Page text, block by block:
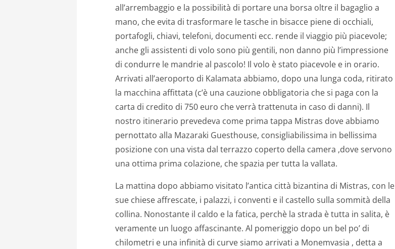
all’arrembaggio e la possibilità di portare una borsa oltre il bagaglio a
mano, che evita di trasformare le tasche in bisacce piene di occhiali,
portafogli, chiavi, telefoni, documenti ecc. rende il viaggio più piacevole;
anche gli assistenti di volo sono più gentili, non danno più l’impressione
di condurre le mandrie al pascolo! Il volo è stato piacevole e in orario.
Arrivati all’aeroporto di Kalamata abbiamo, dopo una lunga coda, ritirato
la macchina affittata (c’è una cauzione obbligatoria che si paga con la
carta di credito di 750 euro che verrà trattenuta in caso di danni). Il
nostro itinerario prevedeva come prima tappa Mistras dove abbiamo
pernottato alla Mazaraki Guesthouse, consigliabilissima in bellissima
posizione con una vista dal terrazzo coperto della camera ,dove servono
una ottima prima colazione, che spazia per tutta la vallata.
La mattina dopo abbiamo visitato l’antica città bizantina di Mistras, con le
sue chiese affrescate, i palazzi, i conventi e il castello sulla sommità della
collina. Nonostante il caldo e la fatica, perchè la strada è tutta in salita, è
veramente un luogo affascinante. Al pomeriggio dopo un bel po’ di
chilometri e una infinità di curve siamo arrivati a Monemvasia , detta a